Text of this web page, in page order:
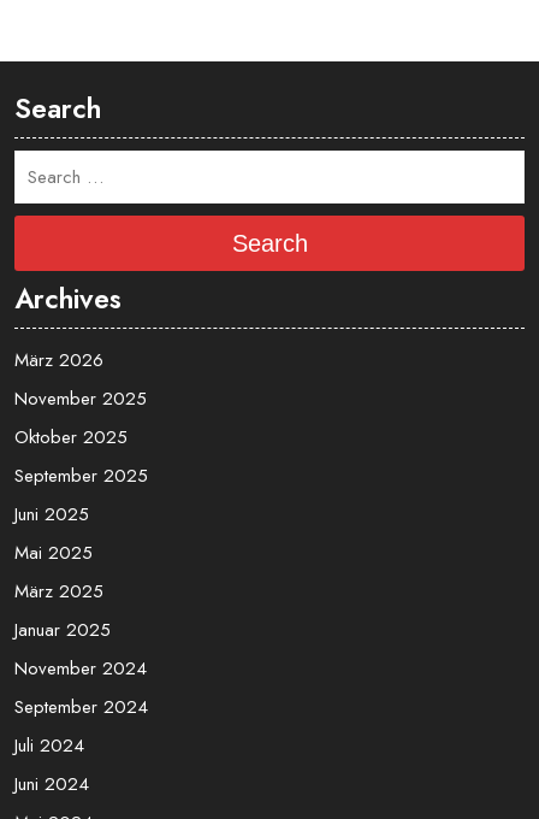
Search
Search
Archives
März 2026
November 2025
Oktober 2025
September 2025
Juni 2025
Mai 2025
März 2025
Januar 2025
November 2024
September 2024
Juli 2024
Juni 2024